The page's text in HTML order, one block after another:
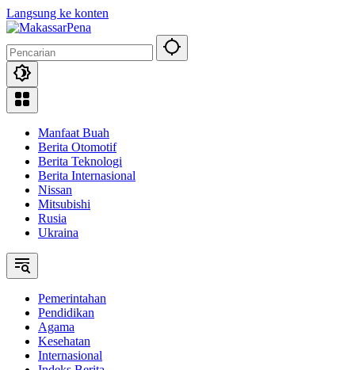
Langsung ke konten
Manfaat Buah
Berita Otomotif
Berita Teknologi
Berita Internasional
Nissan
Mitsubishi
Rusia
Ukraina
Pemerintahan
Pendidikan
Agama
Kesehatan
Internasional